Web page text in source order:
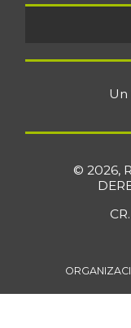
© 2026,